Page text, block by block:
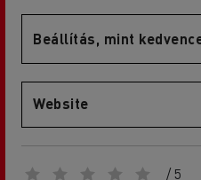
Beállítás, mint
Website
/ 5